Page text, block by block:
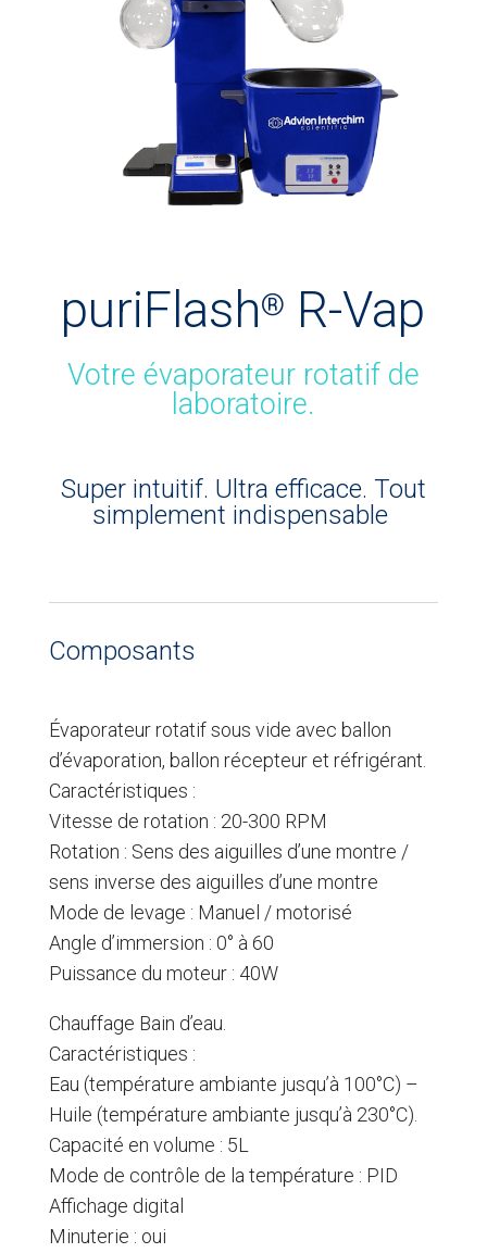
puriFlash® R-Vap
Votre évaporateur rotatif de
laboratoire.
Super intuitif. Ultra efficace. Tout
simplement indispensable
Composants
Évaporateur rotatif sous vide avec ballon
d’évaporation, ballon récepteur et réfrigérant.
Caractéristiques :
Vitesse de rotation : 20-300 RPM
Rotation : Sens des aiguilles d’une montre /
sens inverse des aiguilles d’une montre
Mode de levage : Manuel / motorisé
Angle d’immersion : 0° à 60
Puissance du moteur : 40W
Chauffage Bain d’eau.
Caractéristiques :
Eau (température ambiante jusqu’à 100°C) –
Huile (température ambiante jusqu’à 230°C).
Capacité en volume : 5L
Mode de contrôle de la température : PID
Affichage digital
Minuterie : oui